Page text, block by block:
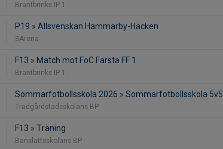
Brantbrinks IP 1
P19 » Allsvenskan Hammarby-Häcken
3Arena
F13 » Match mot FoC Farsta FF 1
Brantbrinks IP 1
Sommarfotbollsskola 2026 » Sommarfotbollsskola 5v5
Trädgårdstadsskolans BP
F13 » Träning
Banslättsskolans BP